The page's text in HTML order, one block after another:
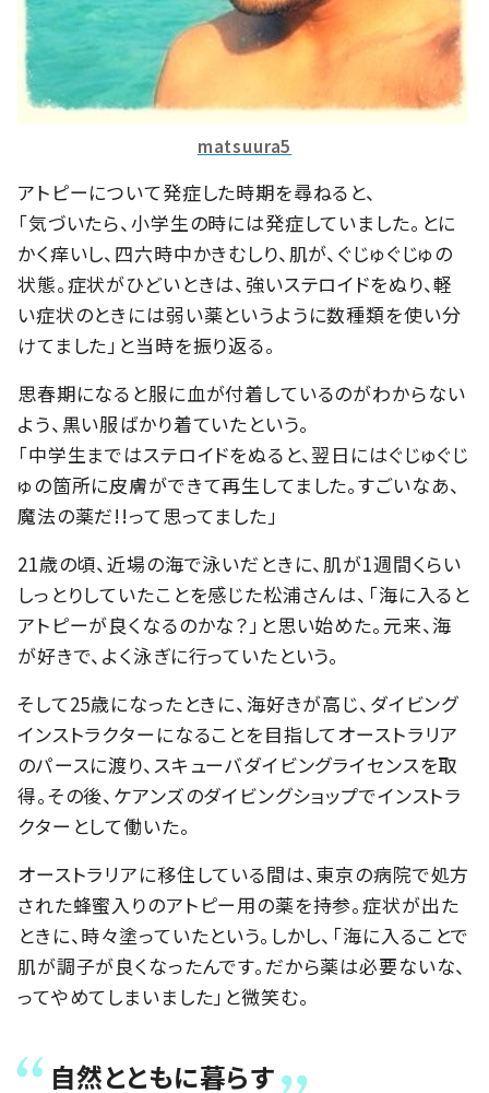
matsuura5
アトピーについて発症した時期を尋ねると、
「気づいたら、小学生の時には発症していました。とに
かく痒いし、四六時中かきむしり、肌が、ぐじゅぐじゅの
状態。症状がひどいときは、強いステロイドをぬり、軽
い症状のときには弱い薬というように数種類を使い分
けてました」と当時を振り返る。
思春期になると服に血が付着しているのがわからない
よう、黒い服ばかり着ていたという。
「中学生まではステロイドをぬると、翌日にはぐじゅぐじ
ゅの箇所に皮膚ができて再生してました。すごいなあ、
魔法の薬だ!!って思ってました」
21歳の頃、近場の海で泳いだときに、肌が1週間くらい
しっとりしていたことを感じた松浦さんは、「海に入ると
アトピーが良くなるのかな？」と思い始めた。元来、海
が好きで、よく泳ぎに行っていたという。
そして25歳になったときに、海好きが高じ、ダイビング
インストラクターになることを目指してオーストラリア
のパースに渡り、スキューバダイビングライセンスを取
得。その後、ケアンズのダイビングショップでインストラ
クターとして働いた。
オーストラリアに移住している間は、東京の病院で処方
された蜂蜜入りのアトピー用の薬を持参。症状が出た
ときに、時々塗っていたという。しかし、「海に入ることで
肌が調子が良くなったんです。だから薬は必要ないな、
ってやめてしまいました」と微笑む。
自然とともに暮らす